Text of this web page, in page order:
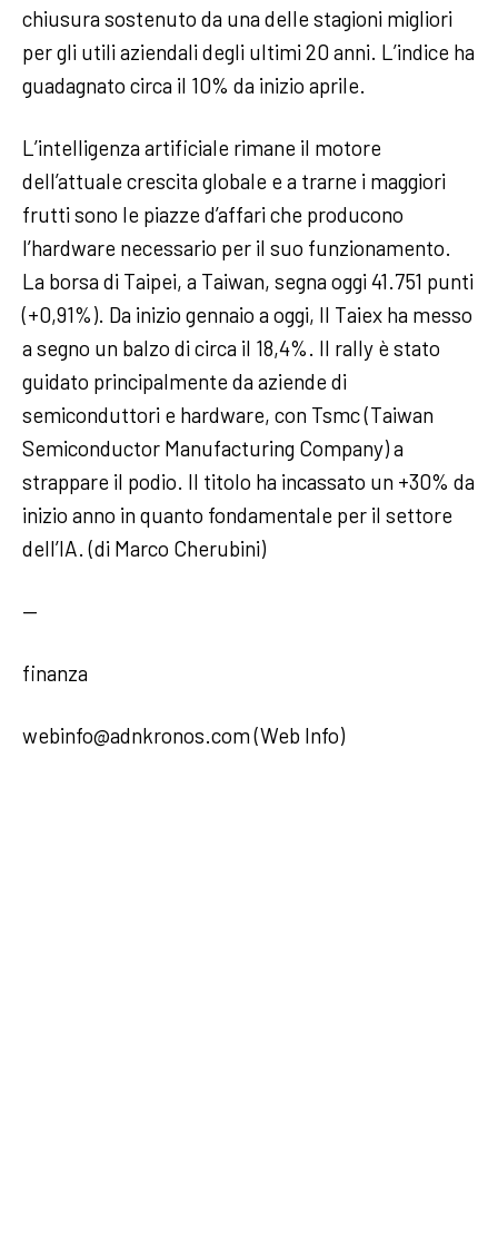
chiusura sostenuto da una delle stagioni migliori
per gli utili aziendali degli ultimi 20 anni. L’indice ha
guadagnato circa il 10% da inizio aprile.
L’intelligenza artificiale rimane il motore
dell’attuale crescita globale e a trarne i maggiori
frutti sono le piazze d’affari che producono
l’hardware necessario per il suo funzionamento.
La borsa di Taipei, a Taiwan, segna oggi 41.751 punti
(+0,91%). Da inizio gennaio a oggi, Il Taiex ha messo
a segno un balzo di circa il 18,4%. Il rally è stato
guidato principalmente da aziende di
semiconduttori e hardware, con Tsmc (Taiwan
Semiconductor Manufacturing Company) a
strappare il podio. Il titolo ha incassato un +30% da
inizio anno in quanto fondamentale per il settore
dell’IA. (di Marco Cherubini)
—
finanza
webinfo@adnkronos.com (Web Info)